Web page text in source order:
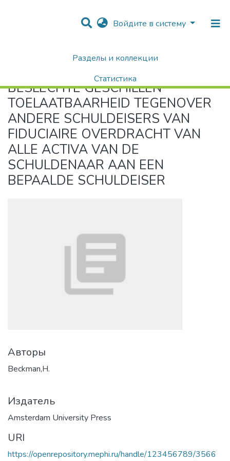
Войдите в систему
Разделы и коллекции
Статистика
Поиск
BESLECHTE GESCHILLEN TOELAATBAARHEID TEGENOVER ANDERE SCHULDEISERS VAN FIDUCIAIRE OVERDRACHT VAN ALLE ACTIVA VAN DE SCHULDENAAR AAN EEN BEPAALDE SCHULDEISER
BESLECHTE GESCHILLEN
TOELAATBAARHEID TEGENOVER
ANDERE SCHULDEISERS VAN
FIDUCIAIRE OVERDRACHT VAN
ALLE ACTIVA VAN DE
SCHULDENAAR AAN EEN
BEPAALDE SCHULDEISER
Авторы
Beckman,H.
Издатель
Amsterdam University Press
URI
https://openrepository.mephi.ru/handle/123456789/3566